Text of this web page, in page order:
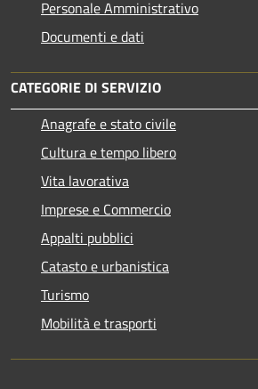
Personale Amministrativo
Documenti e dati
CATEGORIE DI SERVIZIO
Anagrafe e stato civile
Cultura e tempo libero
Vita lavorativa
Imprese e Commercio
Appalti pubblici
Catasto e urbanistica
Turismo
Mobilità e trasporti